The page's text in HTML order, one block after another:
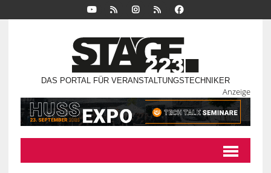
DAS PORTAL FÜR VERANSTALTUNGSTECHNIKER
Anzeige